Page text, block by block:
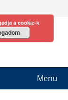
Menu
a cookie-k